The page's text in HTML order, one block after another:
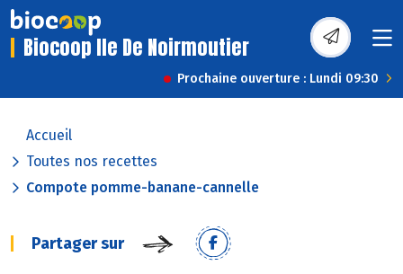
Biocoop Ile De Noirmoutier
Prochaine ouverture : Lundi 09:30
Accueil
Toutes nos recettes
Compote pomme-banane-cannelle
Partager sur